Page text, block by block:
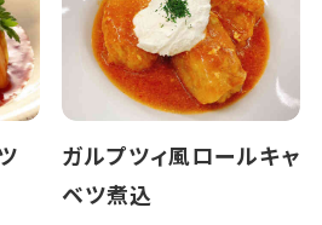
ガルプツィ風ロールキャ
ベツ煮込